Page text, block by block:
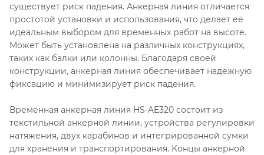
существует риск падения. Анкерная линия отличается
простотой установки и использования, что делает её
идеальным выбором для временных работ на высоте.
Может быть установлена на различных конструкциях,
таких как балки или колонны. Благодаря своей
конструкции, анкерная линия обеспечивает надежную
фиксацию и минимизирует риск падения.
Временная анкерная линия HS-AE320 состоит из
текстильной анкерной линии, устройства регулировки
натяжения, двух карабинов и интегрированной сумки
для хранения и транспортирования. Концы анкерной